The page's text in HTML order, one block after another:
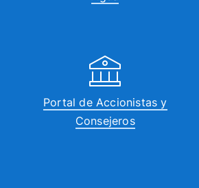
Portal de Accionistas y
Consejeros